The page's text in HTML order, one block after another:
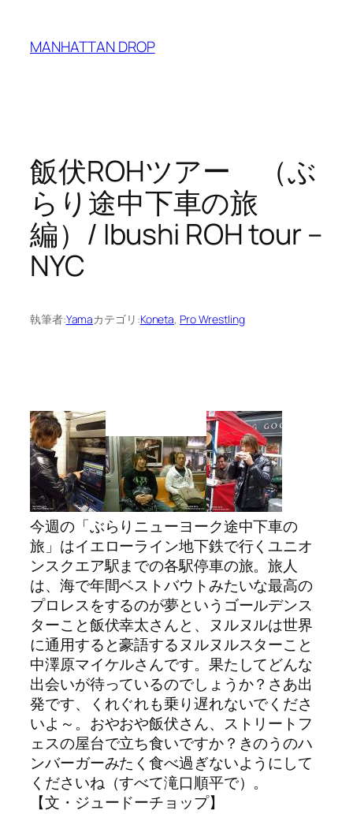
MANHATTAN DROP
飯伏ROHツアー （ぶ
らり途中下車の旅
編）/ Ibushi ROH tour –
NYC
執筆者:Yamaカテゴリ:Koneta, Pro Wrestling
今週の「ぶらりニューヨーク途中下車の
旅」はイエローライン地下鉄で行くユニオ
ンスクエア駅までの各駅停車の旅。旅人
は、海で年間ベストバウトみたいな最高の
プロレスをするのが夢というゴールデンス
ターこと飯伏幸太さんと、ヌルヌルは世界
に通用すると豪語するヌルヌルスターこと
中澤原マイケルさんです。果たしてどんな
出会いが待っているのでしょうか？さあ出
発です、くれぐれも乗り遅れないでくださ
いよ～。おやおや飯伏さん、ストリートフ
ェスの屋台で立ち食いですか？きのうのハ
ンバーガーみたく食べ過ぎないようにして
くださいね（すべて滝口順平で）。
【文・ジュードーチョップ】